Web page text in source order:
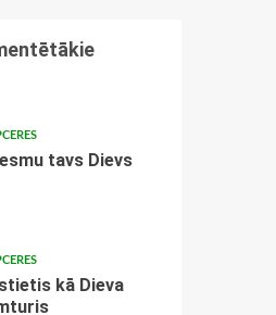
tavs Dievs
kā Dieva